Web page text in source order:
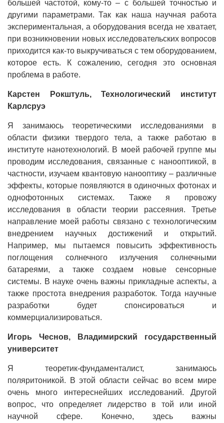
большей частотой, кому-то – с большей точностью и
другими параметрами. Так как наша научная работа
экспериментальная, а оборудования всегда не хватает,
при возникновении новых исследовательских вопросов
приходится как-то выкручиваться с тем оборудованием,
которое есть. К сожалению, сегодня это основная
проблема в работе.
Карстен Рокштуль, Технологический институт
Карлсруэ
Я занимаюсь теоретическими исследованиями в
области физики твердого тела, а также работаю в
институте нанотехнологий. В моей рабочей группе мы
проводим исследования, связанные с нанооптикой, в
частности, изучаем квантовую нанооптику – различные
эффекты, которые появляются в одиночных фотонах и
однофотонных системах. Также я провожу
исследования в области теории рассеяния. Третье
направление моей работы связано с технологическим
внедрением научных достижений и открытий.
Например, мы пытаемся повысить эффективность
поглощения солнечного излучения солнечными
батареями, а также создаем новые сенсорные
системы. В науке очень важны прикладные аспекты, а
также простота внедрения разработок. Тогда научные
разработки будет спонсироваться и
коммерциализироваться.
Игорь Чеснов, Владимирский государственный
университет
Я теоретик-фундаменталист, занимаюсь
поляритоникой. В этой области сейчас во всем мире
очень много интереснейших исследований. Другой
вопрос, что определяет лидерство в той или иной
научной сфере. Конечно, здесь важны